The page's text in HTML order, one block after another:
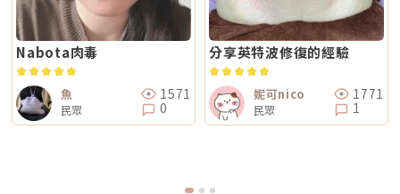
Nabota肉毒
魚
民眾
1571
0
分享英特波修復的經驗
妮可nico
民眾
1771
1